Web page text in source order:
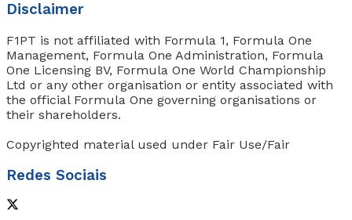
Disclaimer
F1PT is not affiliated with Formula 1, Formula One
Management, Formula One Administration, Formula
One Licensing BV, Formula One World Championship
Ltd or any other organisation or entity associated with
the official Formula One governing organisations or
their shareholders.
Copyrighted material used under Fair Use/Fair
Redes Sociais